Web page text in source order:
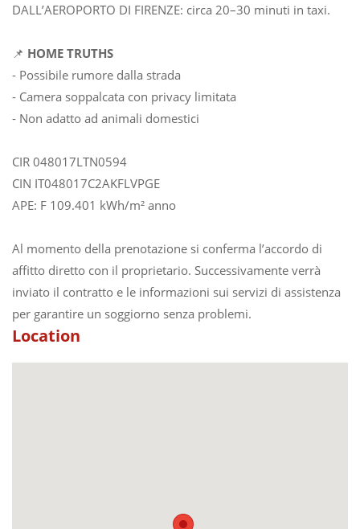
DALL’AEROPORTO DI FIRENZE: circa 20–30 minuti in taxi.
📌 HOME TRUTHS
- Possibile rumore dalla strada
- Camera soppalcata con privacy limitata
- Non adatto ad animali domestici
CIR 048017LTN0594
CIN IT048017C2AKFLVPGE
APE: F 109.401 kWh/m² anno
Al momento della prenotazione si conferma l’accordo di
affitto diretto con il proprietario. Successivamente verrà
inviato il contratto e le informazioni sui servizi di assistenza
per garantire un soggiorno senza problemi.
Location